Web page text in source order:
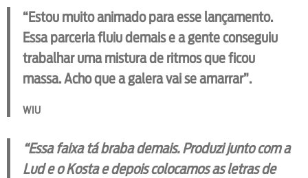
“Estou muito animado para esse lançamento.
Essa parceria fluiu demais e a gente conseguiu
trabalhar uma mistura de ritmos que ficou
massa. Acho que a galera vai se amarrar”.
WIU
“Essa faixa tá braba demais. Produzi junto com a
Lud e o Kosta e depois colocamos as letras de